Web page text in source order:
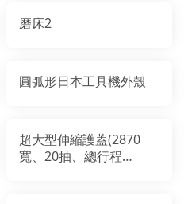
磨床2
圓弧形日本工具機外殼
超大型伸縮護蓋(2870
寬、20抽、總行程